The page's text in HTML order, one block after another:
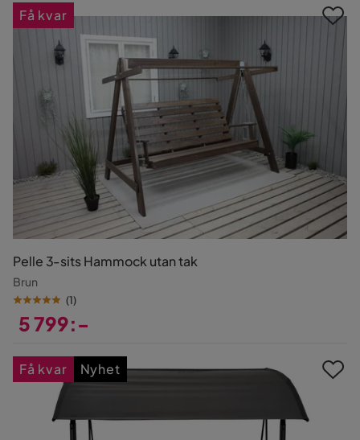
Pelle 3-sits Hammock utan tak
Brun
(1)
5 799:-
Få kvar
Få kvar Nyhet